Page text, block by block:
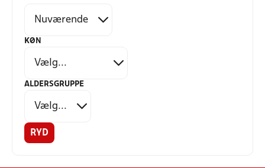
KØN
ALDERSGRUPPE
RYD